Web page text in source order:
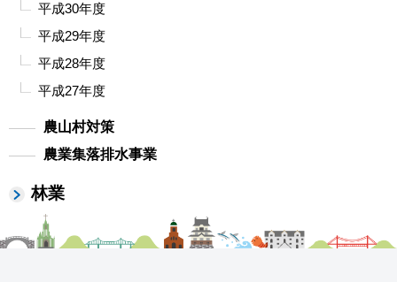
平成30年度
平成29年度
平成28年度
平成27年度
農山村対策
農業集落排水事業
林業